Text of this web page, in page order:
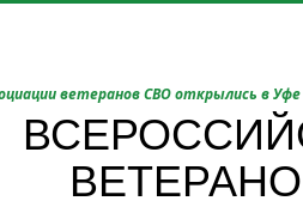
ветеранов СВО открылись в Уфе